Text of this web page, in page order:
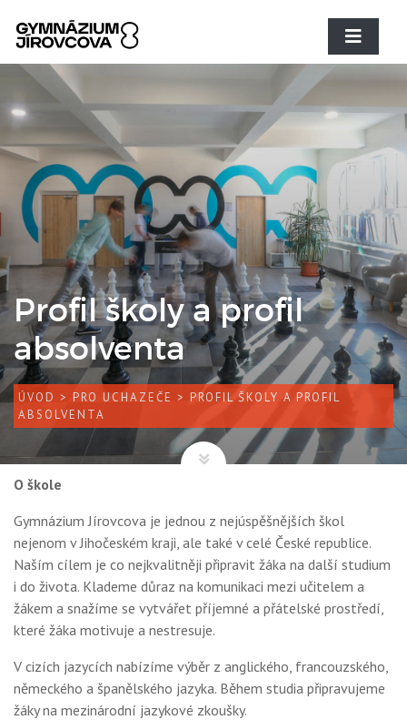
Profil školy a profil
absolventa
ÚVOD > PRO UCHAZEČE > PROFIL ŠKOLY A PROFIL
ABSOLVENTA
O škole
Gymnázium Jírovcova je jednou z nejúspěšnějších škol
nejenom v Jihočeském kraji, ale také v celé České republice.
Naším cílem je co nejkvalitněji připravit žáka na další studium
i do života. Klademe důraz na komunikaci mezi učitelem a
žákem a snažíme se vytvářet příjemné a přátelské prostředí,
které žáka motivuje a nestresuje.
V cizích jazycích nabízíme výběr z anglického, francouzského,
německého a španělského jazyka. Během studia připravujeme
žáky na mezinárodní jazykové zkoušky.